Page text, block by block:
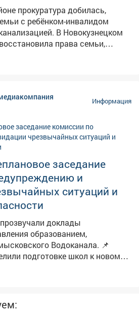
прокуратура добилась,
с ребёнком-инвалидом
В Новокузнецком
права семьи,
с ограниченными
Как сообщает прокуратура
строительство дома, однако
невозможно – на нём
и водоотведение, без
жилья попросту невозможна.
надзорное ведомство. После
потребовала устранить
к участку подвели
коммуникации. Теперь
дом и жить в нормальных
Информация
заседание
и
ситуаций и
доклады
образованием,
Водоканала. 📌
подготовке школ к новому